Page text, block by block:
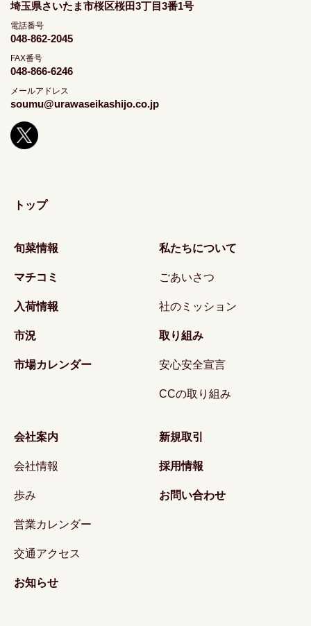
埼玉県さいたま市桜区桜田3丁目3番1号
電話番号
048-862-2045
FAX番号
048-866-6246
メールアドレス
soumu@urawaseikashijo.co.jp
トップ
旬菜情報
マチコミ
入荷情報
市況
市場カレンダー
私たちについて
ごあいさつ
社のミッション
取り組み
安心安全宣言
CCの取り組み
会社案内
会社情報
歩み
営業カレンダー
交通アクセス
お知らせ
新規取引
採用情報
お問い合わせ